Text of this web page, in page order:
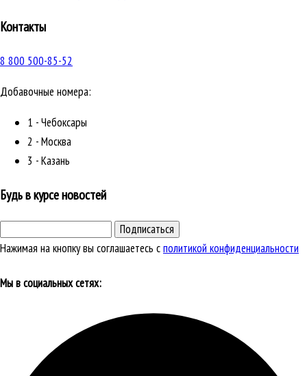
Контакты
8 800 500-85-52
Добавочные номера:
1 - Чебоксары
2 - Москва
3 - Казань
Будь в курсе новостей
Подписаться
Нажимая на кнопку вы соглашаетесь сполитикой конфиденциальности
Мы в социальных сетях: